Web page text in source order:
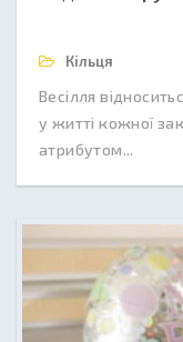
Кільця
Весілля
у житті кожної
атрибутом...